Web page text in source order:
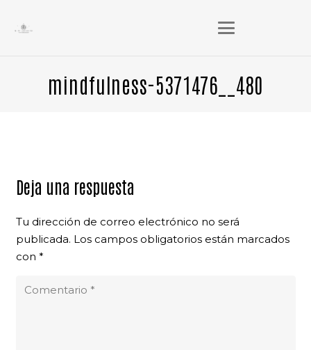
mindfulness-5371476__480
Deja una respuesta
Tu dirección de correo electrónico no será
publicada. Los campos obligatorios están marcados
con *